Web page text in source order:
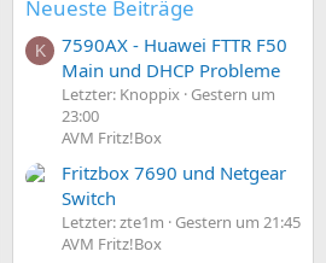
Neueste Beiträge
K
7590AX - Huawei FTTR F50
Main und DHCP Probleme
Letzter: Knoppix Gestern um
23:00
AVM Fritz!Box
Fritzbox 7690 und Netgear
Switch
Letzter: zte1m
Gestern um 21:45
AVM Fritz!Box